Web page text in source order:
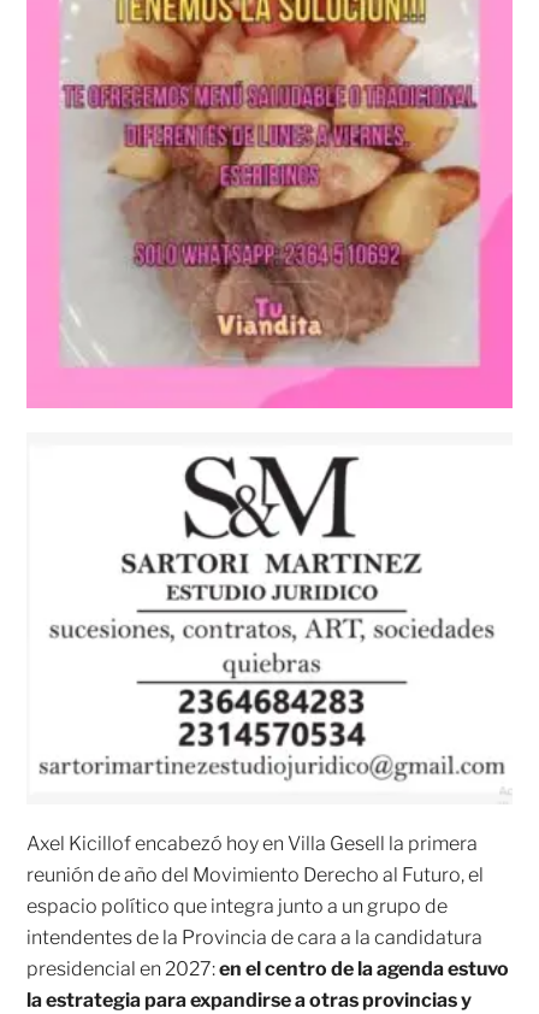
Axel Kicillof encabezó hoy en Villa Gesell la primera
reunión de año del Movimiento Derecho al Futuro, el
espacio político que integra junto a un grupo de
intendentes de la Provincia de cara a la candidatura
presidencial en 2027:en el centro de la agenda estuvo
la estrategia para expandirse a otras provincias y